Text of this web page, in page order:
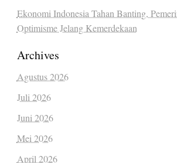
Ekonomi Indonesia Tahan Banting,
Optimisme Jelang Kemerdekaan
Archives
Agustus 2026
Juli 2026
Juni 2026
Mei 2026
April 2026